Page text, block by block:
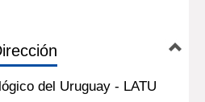
del Uruguay - LATU